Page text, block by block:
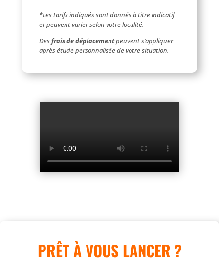
*Les tarifs indiqués sont donnés à titre indicatif
et peuvent varier selon votre localité.
Desfrais de déplacementpeuvent s’appliquer
après étude personnalisée de votre situation.
PRÊT À VOUS LANCER ?